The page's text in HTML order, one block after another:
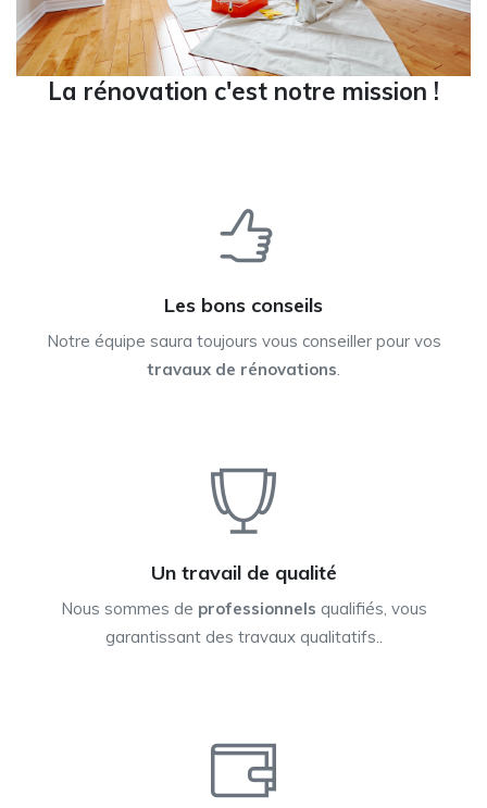
La rénovation c'est notre mission !
Les bons conseils
Notre équipe saura toujours vous conseiller pour vos
travaux de rénovations
Un travail de qualité
Nous sommes de professionnels qualifiés, vous
garantissant des travaux qualitatifs..